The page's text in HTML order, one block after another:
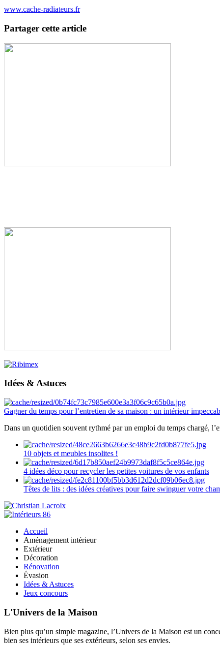
www.cache-radiateurs.fr
Partager cette article
Idées & Astuces
Gagner du temps pour l’entretien de sa maison : un intérieur
Dans un quotidien souvent rythmé par un emploi du temps chargé,
10 objets et meubles insolites !
4 idées déco pour recycler les petites voitures de vos enfants
Têtes de lits : des idées créatives pour faire swinguer votre
Accueil
Aménagement intérieur
Extérieur
Décoration
Rénovation
Évasion
Idées & Astuces
Jeux concours
L'Univers de la Maison
Bien plus qu’un simple magazine, l’Univers de la Maison est un
bien ses intérieurs que ses extérieurs, selon ses envies.